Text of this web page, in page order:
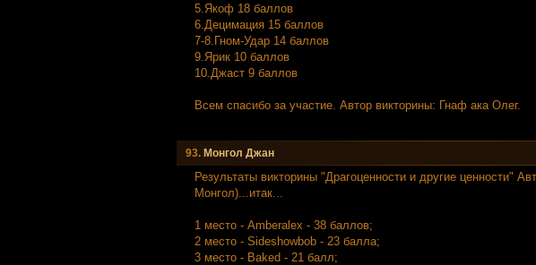
5.Якоф 18 баллов
6.Децимация 15 баллов
7-8.Гном-Удар 14 баллов
9.Ярик 10 баллов
10.Джаст 9 баллов
Всем спасибо за участие. Автор викторины: Гнаф ака Олег.
93. Mонгол Джан
Результаты викторины "Драгоценности и другие ценности"
Монгол)...итак...
1 место - Amberalex - 38 баллов;
2 место - Sideshowbob - 23 балла;
3 место - Baked - 21 балл;